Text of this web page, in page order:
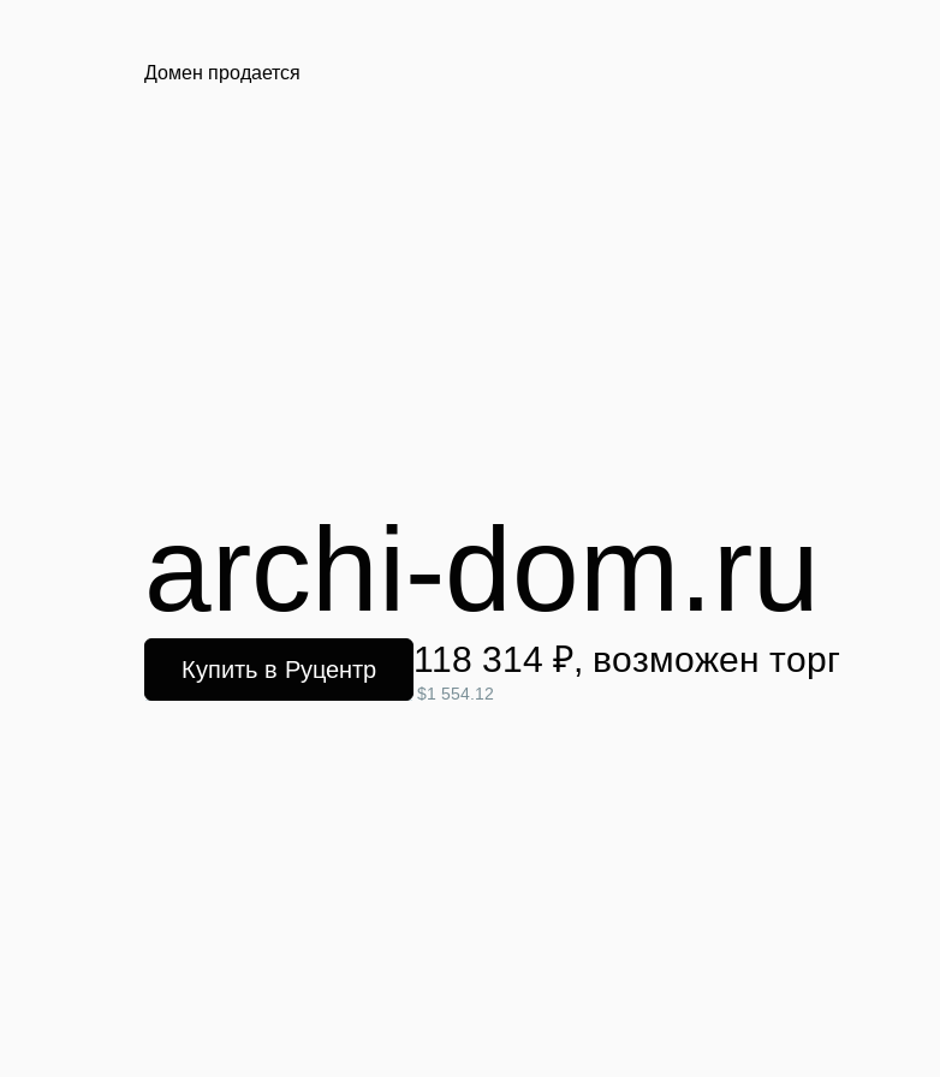
Домен продается
archi-dom.ru
Купить в Руцентр 118 314 ₽, возможен торг
$1 554.12